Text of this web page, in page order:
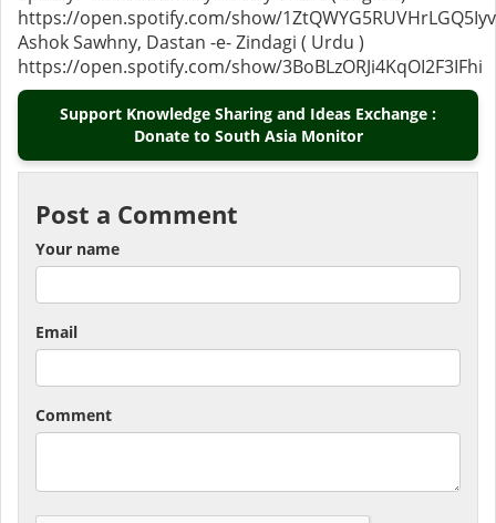
https://open.spotify.com/show/
Ashok Sawhny, Dastan -e- Zindagi ( Urdu )
https://open.spotify.com/show/3BoBLzORJi4KqOI2F3IFhi
Support Knowledge Sharing and Ideas Exchange :
Donate to South Asia Monitor
Post a Comment
Your name
Email
Comment